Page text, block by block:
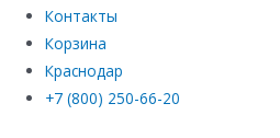
Контакты
Корзина
Краснодар
+7 (800) 250-66-20